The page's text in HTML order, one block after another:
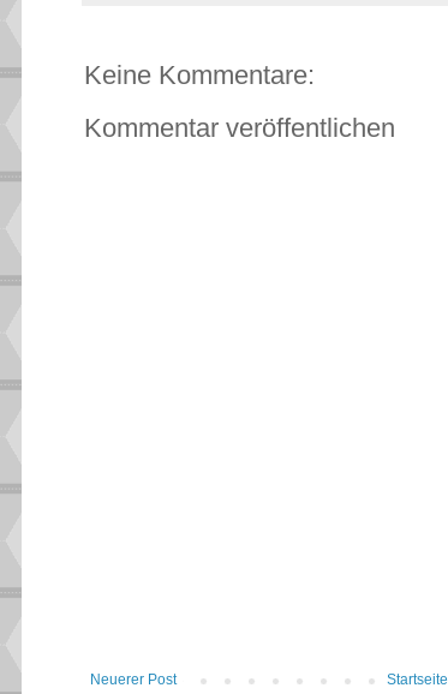
Keine Kommentare:
Kommentar veröffentlichen
Neuerer Post
Startseite